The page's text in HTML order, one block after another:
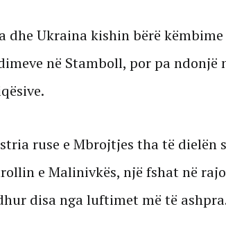
dhe Ukraina kishin bërë
në Stamboll, por pa
ruse e Mbrojtjes tha të dielën
e Malinivkës, një fshat në
disa nga luftimet më të